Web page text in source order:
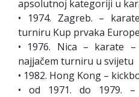
apsolutnoj kategoriji u
• 1974. Zagreb. –
turniru Kup prvaka Europe
• 1976. Nica – karate
najjačem turniru u svijetu
• 1982. Hong Kong –
• od 1971. do 1979. –